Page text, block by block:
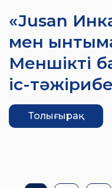
«Jusan
мен
Меншікті
іс-
Толығырақ